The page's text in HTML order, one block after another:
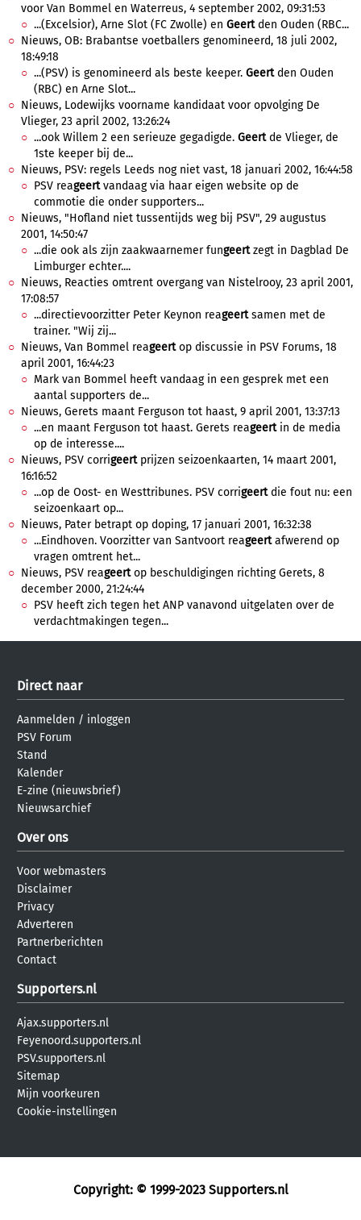
voor Van Bommel en Waterreus, 4 september 2002, 09:31:53
...(Excelsior), Arne Slot (FC Zwolle) en Geertden Ouden (RBC...
Nieuws, OB: Brabantse voetballers genomineerd, 18 juli 2002,
18:49:18
...(PSV) is genomineerd als beste keeper. Geertden Ouden
(RBC) en Arne Slot...
Nieuws, Lodewijks voorname kandidaat voor opvolging De
Vlieger, 23 april 2002, 13:26:24
...ook Willem 2 een serieuze gegadigde. Geertde Vlieger, de
1ste keeper bij de...
Nieuws, PSV: regels Leeds nog niet vast, 18 januari 2002, 16:44:58
PSV reageertvandaag via haar eigen website op de
commotie die onder supporters...
Nieuws, "Hofland niet tussentijds weg bij PSV", 29 augustus
2001, 14:50:47
...die ook als zijn zaakwaarnemer fungeertzegt in Dagblad De
Limburger echter....
Nieuws, Reacties omtrent overgang van Nistelrooy, 23 april 2001,
17:08:57
...directievoorzitter Peter Keynon reageertsamen met de
trainer. "Wij zij...
Nieuws, Van Bommel reageertop discussie in PSV Forums, 18
april 2001, 16:44:23
Mark van Bommel heeft vandaag in een gesprek met een
aantal supporters de...
Nieuws, Gerets maant Ferguson tot haast, 9 april 2001, 13:37:13
...en maant Ferguson tot haast. Gerets reageertin de media
op de interesse....
Nieuws, PSV corrigeertprijzen seizoenkaarten, 14 maart 2001,
16:16:52
...op de Oost- en Westtribunes. PSV corrigeertdie fout nu: een
seizoenkaart op...
Nieuws, Pater betrapt op doping, 17 januari 2001, 16:32:38
...Eindhoven. Voorzitter van Santvoort reageertafwerend op
vragen omtrent het...
Nieuws, PSV reageertop beschuldigingen richting Gerets, 8
december 2000, 21:24:44
PSV heeft zich tegen het ANP vanavond uitgelaten over de
verdachtmakingen tegen...
Direct naar
Aanmelden / inloggen
PSV Forum
Stand
Kalender
E-zine (nieuwsbrief)
Nieuwsarchief
Over ons
Voor webmasters
Disclaimer
Privacy
Adverteren
Partnerberichten
Contact
Supporters.nl
Ajax.supporters.nl
Feyenoord.supporters.nl
PSV.supporters.nl
Sitemap
Mijn voorkeuren
Cookie-instellingen
Copyright: © 1999-2023 Supporters.nl